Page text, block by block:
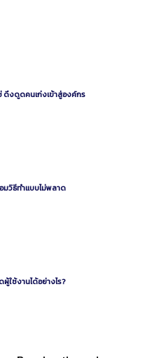
ดึงดูดคนเก่งเข้าสู่องค์กร
มวิธีทำแบบไม่พลาด
ใช้งานได้อย่างไร?